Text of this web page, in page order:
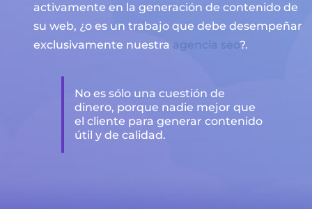
activamente en la generación de contenido de
su web, ¿o es un trabajo que debe desempeñar
exclusivamente nuestra agencia seo?.
No es sólo una cuestión de
dinero, porque nadie mejor que
el cliente para generar contenido
útil y de calidad.